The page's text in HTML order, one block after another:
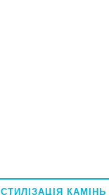
СТИЛІЗАЦІЯ КАМІНЬ